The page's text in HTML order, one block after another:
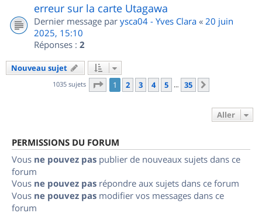
erreur sur la carte Utagawa
Dernier message par ysca04 - Yves Clara « 20 juin
2025, 15:10
Réponses : 2
Nouveau sujet
1035 sujets Page 1sur
1 2 3 4 5 … 35
Aller
PERMISSIONS DU FORUM
Vous ne pouvez pas publier de nouveaux sujets dans ce
forum
Vous ne pouvez pas répondre aux sujets dans ce forum
Vous ne pouvez pas modifier vos messages dans ce
forum